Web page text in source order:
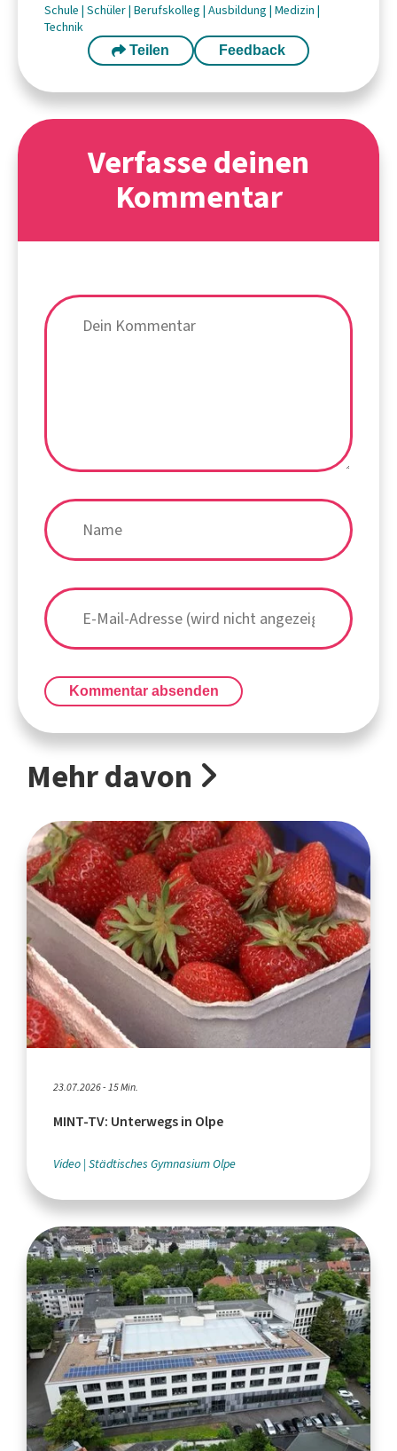
Schule | Schüler| Berufskolleg | Ausbildung | Medizin |
Technik
Teilen Feedback
Verfasse deinen
Kommentar
Kommentar absenden
Mehr davon
23.07.2026 - 15 Min.
MINT-TV: Unterwegs in Olpe
Video Städtisches Gymnasium Olpe